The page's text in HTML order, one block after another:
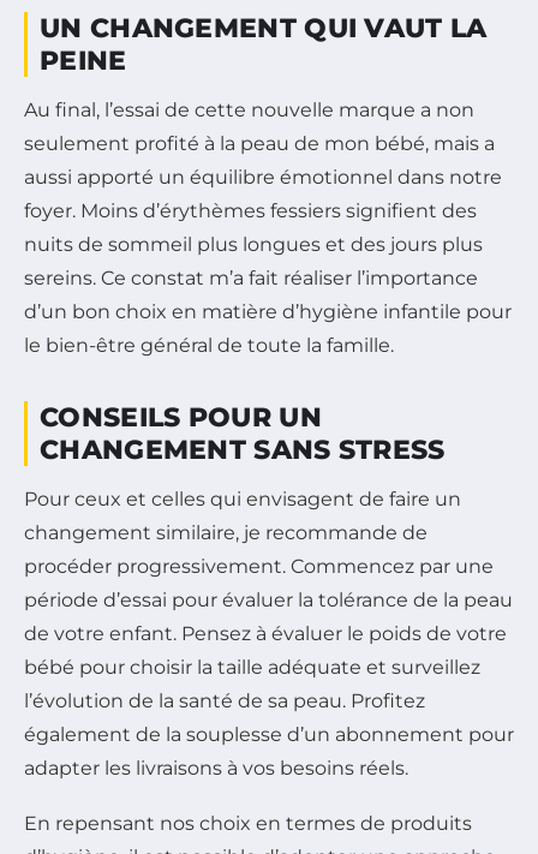
UN CHANGEMENT QUI VAUT LA
PEINE
Au final, l’essai de cette nouvelle marque a non
seulement profité à la peau de mon bébé, mais a
aussi apporté un équilibre émotionnel dans notre
foyer. Moins d’érythèmes fessiers signifient des
nuits de sommeil plus longues et des jours plus
sereins. Ce constat m’a fait réaliser l’importance
d’un bon choix en matière d’hygiène infantile pour
le bien-être général de toute la famille.
CONSEILS POUR UN
CHANGEMENT SANS STRESS
Pour ceux et celles qui envisagent de faire un
changement similaire, je recommande de
procéder progressivement. Commencez par une
période d’essai pour évaluer la tolérance de la peau
de votre enfant. Pensez à évaluer le poids de votre
bébé pour choisir la taille adéquate et surveillez
l’évolution de la santé de sa peau. Profitez
également de la souplesse d’un abonnement pour
adapter les livraisons à vos besoins réels.
En repensant nos choix en termes de produits